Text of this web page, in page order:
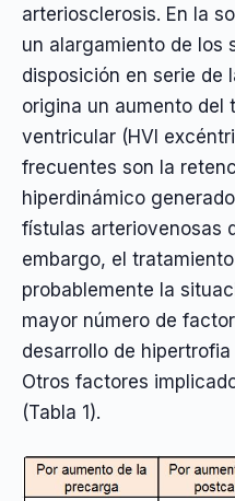
arteriosclerosis. En la
un alargamiento de los
disposición en serie de
origina un aumento del
ventricular (HVI
frecuentes son la
hiperdinámico
fístulas arteriovenosas
embargo, el
probablemente la
mayor número de
desarrollo de
Otros factores
(Tabla 1).